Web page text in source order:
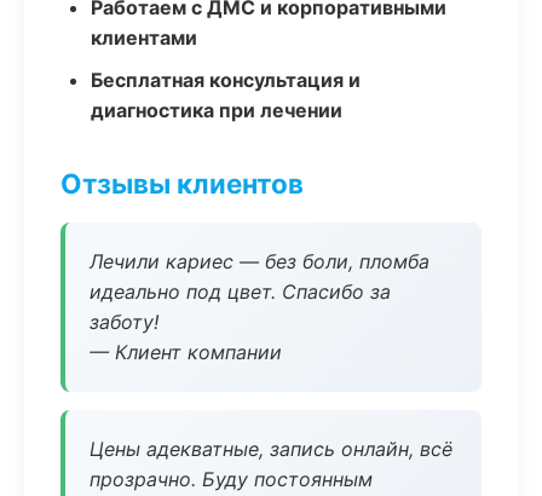
Работаем с ДМС и корпоративными
клиентами
Бесплатная консультация и
диагностика при лечении
Отзывы клиентов
Лечили кариес — без боли, пломба
идеально под цвет. Спасибо за
заботу!
— Клиент компании
Цены адекватные, запись онлайн, всё
прозрачно. Буду постоянным